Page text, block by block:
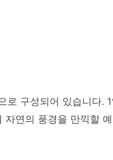
구성되어 있습니다.
연의 풍경을 만끽할